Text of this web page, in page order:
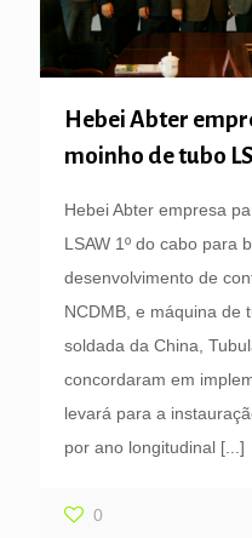
Hebei Abter
moinho de tubo
Hebei Abter empresa
LSAW 1º do cabo para
desenvolvimento de
NCDMB, e máquina de
soldada da China,
concordaram em
levará para a
por ano longitudinal [...]
0